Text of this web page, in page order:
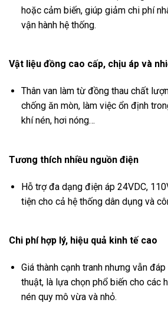
hoặc cảm biến, giúp giảm chi phí
vận hành hệ thống.
Vật liệu đồng cao cấp, chịu áp và
Thân van làm từ đồng thau chất
chống ăn mòn, làm việc ổn định
khí nén, hơi nóng…
Tương thích nhiều nguồn điện
Hỗ trợ đa dạng điện áp 24VDC,
tiện cho cả hệ thống dân dụng và
Chi phí hợp lý, hiệu quả kinh tế cao
Giá thành cạnh tranh nhưng vẫn
thuật, là lựa chọn phổ biến cho các
nén quy mô vừa và nhỏ.